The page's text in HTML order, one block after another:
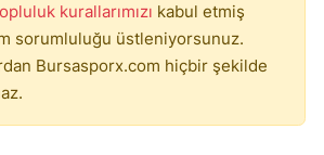
kurallarımızı kabul etmiş
sorumluluğu üstleniyorsunuz.
Bursasporx.com hiçbir şekilde